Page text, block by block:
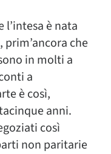
è nata
che
in molti a
a
è così,
anni.
così
non paritarie